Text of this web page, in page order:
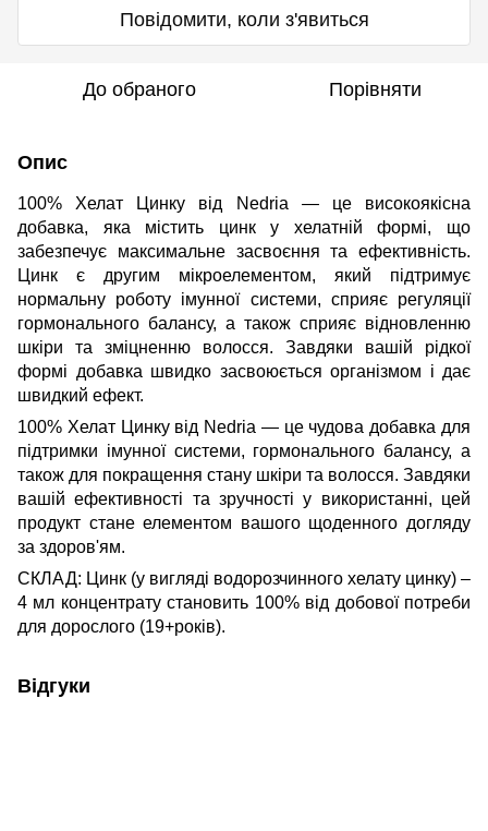
Повідомити, коли з'явиться
До обраного Порівняти
Опис
100% Хелат Цинку від Nedria — це високоякісна
добавка, яка містить цинк у хелатній формі, що
забезпечує максимальне засвоєння та ефективність.
Цинк є другим мікроелементом, який підтримує
нормальну роботу імунної системи, сприяє регуляції
гормонального балансу, а також сприяє відновленню
шкіри та зміцненню волосся. Завдяки вашій рідкої
формі добавка швидко засвоюється організмом і дає
швидкий ефект.
100% Хелат Цинку від Nedria — це чудова добавка для
підтримки імунної системи, гормонального балансу, а
також для покращення стану шкіри та волосся. Завдяки
вашій ефективності та зручності у використанні, цей
продукт стане елементом вашого щоденного догляду
за здоров'ям.
СКЛАД: Цинк (у вигляді водорозчинного хелату цинку) –
4 мл концентрату становить 100% від добової потреби
для дорослого (19+років).
Відгуки